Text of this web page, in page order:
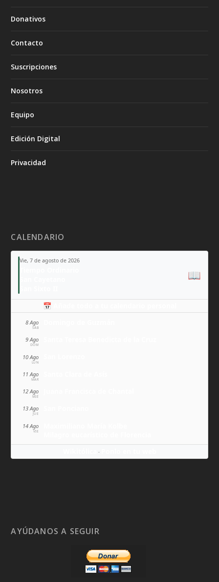
Donativos
Contacto
Suscripciones
Nosotros
Equipo
Edición Digital
Privacidad
CALENDARIO
Vie, 7 de agosto de 2026
📖
📅 Añade todo a tu calendario personal
8 Ago
SÁB
9 Ago
DOM
10 Ago
LUN
11 Ago
MAR
12 Ago
MIÉ
13 Ago
JUE
14 Ago
VIE
·
AYÚDANOS A SEGUIR